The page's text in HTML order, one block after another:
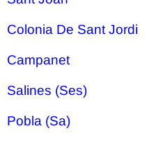
Colonia De Sant Jordi
Campanet
Salines (Ses)
Pobla (Sa)